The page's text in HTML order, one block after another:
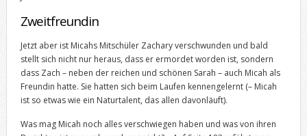
Zweitfreundin
Jetzt aber ist Micahs Mitschüler Zachary verschwunden und bald
stellt sich nicht nur heraus, dass er ermordet worden ist, sondern
dass Zach – neben der reichen und schönen Sarah – auch Micah als
Freundin hatte. Sie hatten sich beim Laufen kennengelernt (– Micah
ist so etwas wie ein Naturtalent, das allen davonläuft).
Was mag Micah noch alles verschwiegen haben und was von ihren